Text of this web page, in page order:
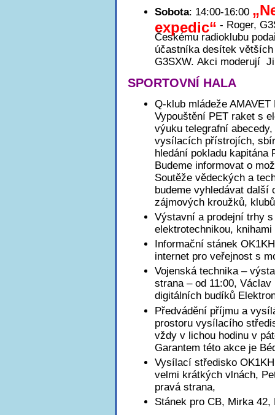
Sobota: 14:00-16:00
expedic“ - Roger,
Českému radioklubu
účastníka desítek
G3SXW. Akci moderují
SPORTOVNÍ HALA
Q-klub mládeže
Vypouštění PET raket s
výuku telegrafní
vysílacích přístrojích,
hledání pokladu kapitána
Budeme informovat o
Soutěže vědeckých a
budeme vyhledávat další
zájmových kroužků,
Výstavní a prodejní trhy
elektrotechnikou,
Informační stánek
internet pro veřejnost s
Vojenská technika –
strana – od 11:00,
digitálních budíků
Předvádění příjmu a
prostoru vysílacího
vždy v lichou hodinu v
Garantem této akce je
Vysílací středisko
velmi krátkých vlnách,
pravá strana,
Stánek pro CB, Mirka